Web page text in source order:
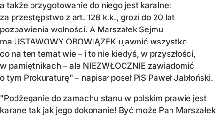
a także przygotowanie do niego jest karalne:
za przestępstwo z art. 128 k.k., grozi do 20 lat
pozbawienia wolności. A Marszałek Sejmu
ma USTAWOWY OBOWIĄZEK ujawnić wszystko
co na ten temat wie – i to nie kiedyś, w przyszłości,
w pamiętnikach – ale NIEZWŁOCZNIE zawiadomić
o tym Prokuraturę" – napisał poseł PiS Paweł Jabłoński.
"Podżeganie do zamachu stanu w polskim prawie jest
karane tak jak jego dokonanie! Być może Pan Marszałek